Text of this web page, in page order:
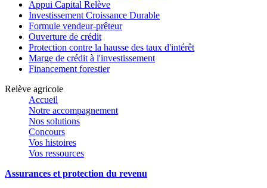
Appui Capital Relève
Investissement Croissance Durable
Formule vendeur-prêteur
Ouverture de crédit
Protection contre la hausse des taux d'intérêt
Marge de crédit à l'investissement
Financement forestier
Relève agricole
Accueil
Notre accompagnement
Nos solutions
Concours
Vos histoires
Vos ressources
Assurances et protection du revenu